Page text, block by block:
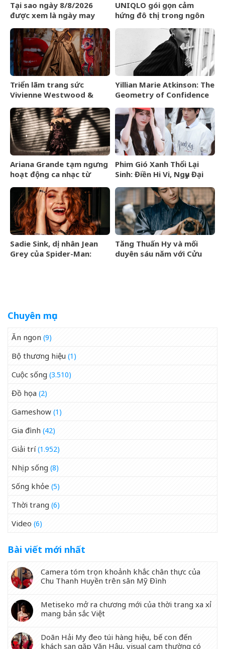
Tại sao ngày 8/8/2026
được xem là ngày may
UNIQLO gói gọn cảm
hứng đô thị trong ngôn
tập Thu Đông 2026
Triển lãm trang sức
Vivienne Westwood &
vào tháng 9/2026
Yillian Marie Atkinson: The
Geometry of Confidence
Ariana Grande tạm ngưng
hoạt động ca nhạc từ
Phim Gió Xanh Thổi Lại
Sinh: Điền Hi Vi, Ngụy Đại
thượng lưu
Sadie Sink, dị nhân Jean
Grey của Spider-Man:
Tăng Thuấn Hy và mối
duyên sáu năm với Cửu
Chuyên mục
Ăn ngon (9)
Bộ thương hiệu (1)
Cuộc sống (3.510)
Đồ họa (2)
Gameshow (1)
Gia đình (42)
Giải trí(1.952)
Nhịp sống (8)
Sống khỏe (5)
Thời trang (6)
Video (6)
Bài viết mới nhất
Camera tóm trọn khoảnh khắc chân thực của
Chu Thanh Huyền trên sân Mỹ Đình
Metiseko mở ra chương mới của thời trang xa xỉ
mang bản sắc Việt
Doãn Hải My đeo túi hàng hiệu, bế con đến
khách sạn gặp Văn Hậu, visual cam thường có